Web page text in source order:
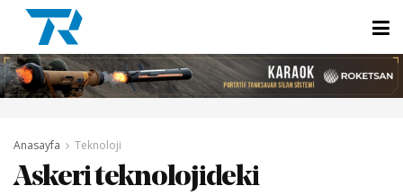
Anasayfa Teknoloji
Askeri teknolojideki